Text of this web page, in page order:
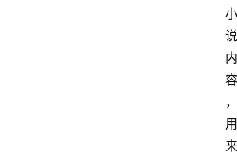
小
说
内
容
，
用
来